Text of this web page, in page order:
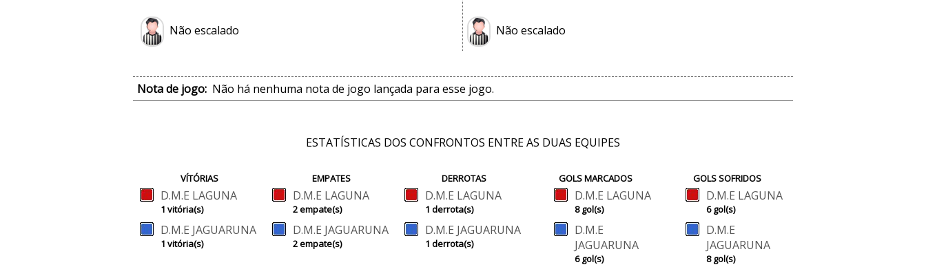
Não escalado Não escalado
Nota de jogo: Não há nenhuma nota de jogo lançada para esse jogo.
ESTATÍSTICAS DOS CONFRONTOS ENTRE AS DUAS EQUIPES
VÍTÓRIAS
D.M.E LAGUNA
1 vitória(s)
D.M.E JAGUARUNA
1 vitória(s)
EMPATES
D.M.E LAGUNA
2 empate(s)
D.M.E JAGUARUNA
2 empate(s)
DERROTAS
D.M.E LAGUNA
1 derrota(s)
D.M.E JAGUARUNA
1 derrota(s)
GOLS MARCADOS
D.M.E LAGUNA
8 gol(s)
D.M.E
JAGUARUNA
6 gol(s)
GOLS SOFRIDOS
D.M.E LAGUNA
6 gol(s)
D.M.E
JAGUARUNA
8 gol(s)